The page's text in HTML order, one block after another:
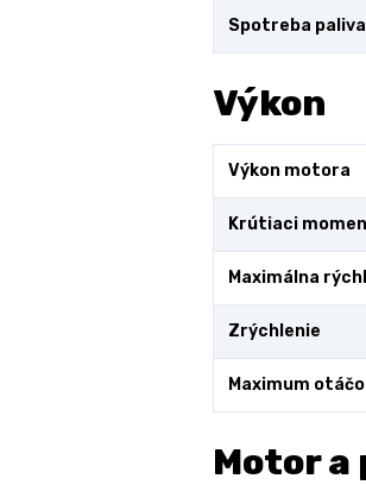
Spotreba
Výkon
Výkon motora
Krútiaci
Maximálna
Zrýchlenie
Maximum
Motor a